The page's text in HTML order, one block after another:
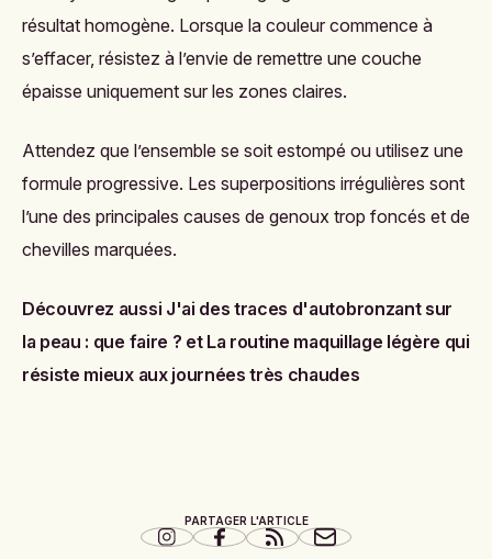
résultat homogène. Lorsque la couleur commence à
s’effacer, résistez à l’envie de remettre une couche
épaisse uniquement sur les zones claires.
Attendez que l’ensemble se soit estompé ou utilisez une
formule progressive. Les superpositions irrégulières sont
l’une des principales causes de genoux trop foncés et de
chevilles marquées.
Découvrez aussi J'ai des traces d'autobronzant sur
la peau : que faire ? et La routine maquillage légère qui
résiste mieux aux journées très chaudes
PARTAGER L'ARTICLE